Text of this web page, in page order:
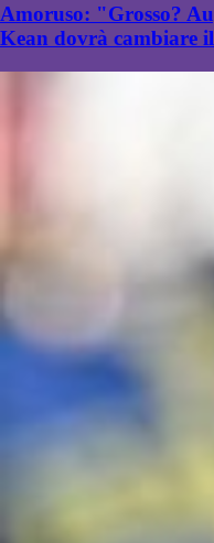
Amoruso: "Grosso?
Kean dovrà cambiare